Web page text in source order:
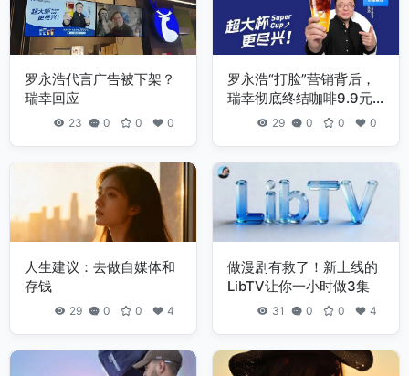
罗永浩代言广告被下架？
瑞幸回应
23 0 0 0
罗永浩“打脸”营销背后，
瑞幸彻底终结咖啡9.9元
29 0 0 0
人生建议：去做自媒体和
存钱
29 0 0 4
做漫剧有救了！新上线的
LibTV让你一小时做3集
31 0 0 4